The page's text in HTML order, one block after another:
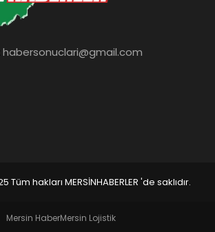
habersonuclari@gmail.com
hakları MERSİNHABERLER 'de saklıdır.
Mersin HaberMersin Lojistik